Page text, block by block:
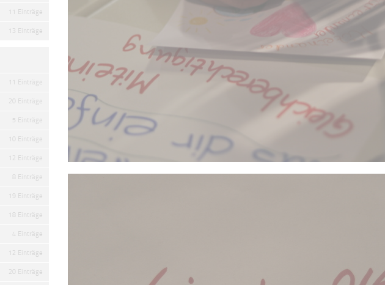
11 Einträge
13 Einträge
11 Einträge
20 Einträge
5 Einträge
10 Einträge
12 Einträge
8 Einträge
19 Einträge
18 Einträge
4 Einträge
12 Einträge
20 Einträge